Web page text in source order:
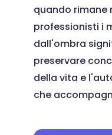
quando rimane
professionisti i
dall'ombra
preservare
della vita e
che